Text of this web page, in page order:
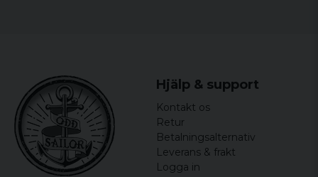
Hjälp & support
Kontakt os
Retur
Betalningsalternativ
Leverans & frakt
Logga in